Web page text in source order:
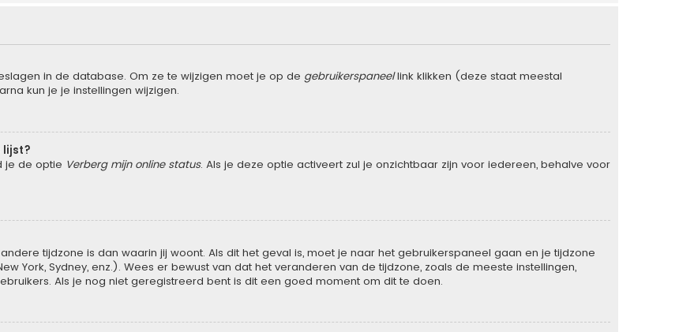
in de database. Om ze te wijzigen moet je op de gebruikerspaneellink klikken (deze staat meestal
kun je je instellingen wijzigen.
lijst?
je de optie Verberg mijn online status. Als je deze optie activeert zul je onzichtbaar zijn voor iedereen, behalve voor
tijdzone is dan waarin jij woont. Als dit het geval is, moet je naar het gebruikerspaneel gaan en je tijdzone
York, Sydney, enz.). Wees er bewust van dat het veranderen van de tijdzone, zoals de meeste instellingen,
Als je nog niet geregistreerd bent is dit een goed moment om dit te doen.